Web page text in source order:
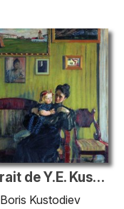
Portrait de Y.E. Kustodieva avec sa fille Irina
Boris Kustodiev